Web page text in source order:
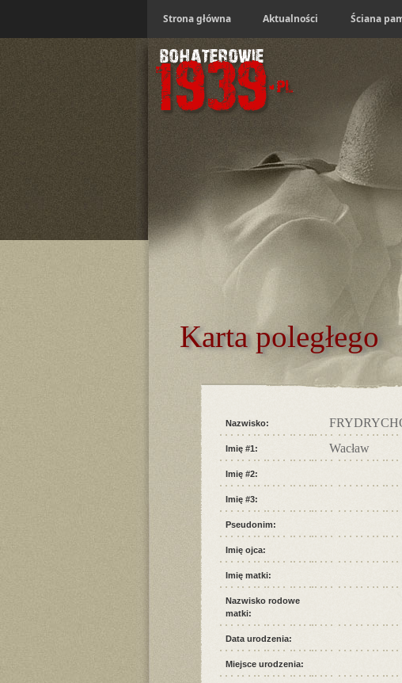
Strona główna Aktualności Ściana
Karta poległego
Nazwisko:
Imię #1: Wacław
Imię #2:
Imię #3:
Pseudonim:
Imię ojca:
Imię matki:
Nazwisko rodowe
matki:
Data urodzenia:
Miejsce urodzenia: